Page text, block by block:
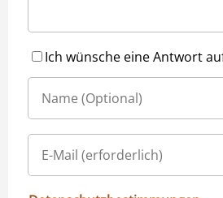
Ich wünsche eine Antwort